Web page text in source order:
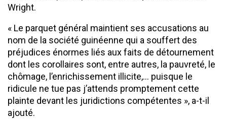
Wright.
« Le parquet général maintient ses accusations au
nom de la société guinéenne qui a souffert des
préjudices énormes liés aux faits de détournement
dont les corollaires sont, entre autres, la pauvreté, le
chômage, l’enrichissement illicite,… puisque le
ridicule ne tue pas j’attends promptement cette
plainte devant les juridictions compétentes », a-t-il
ajouté.